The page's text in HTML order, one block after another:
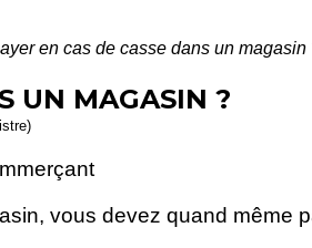
en cas de casse dans un magasin
UN MAGASIN ?
vous devez quand même